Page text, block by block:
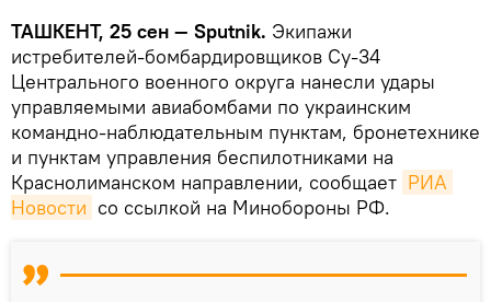
ТАШКЕНТ, 25 сен — Sputnik. Экипажи
истребителей-бомбардировщиков Су-34
Центрального военного округа нанесли удары
управляемыми авиабомбами по украинским
командно-наблюдательным пунктам, бронетехнике
и пунктам управления беспилотниками на
Краснолиманском направлении, сообщает РИА
Новости со ссылкой на Минобороны РФ.